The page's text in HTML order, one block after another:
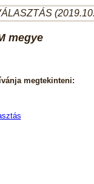
megye
megtekinteni: